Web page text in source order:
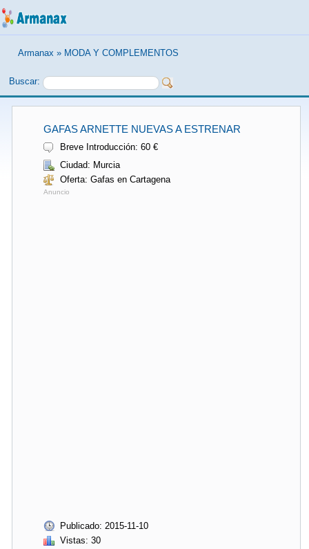
Armanax » MODA Y COMPLEMENTOS
Buscar:
GAFAS ARNETTE NUEVAS A ESTRENAR
Breve Introducción: 60 €
Ciudad: Murcia
Oferta: Gafas en Cartagena
Anuncio
Publicado: 2015-11-10
Vistas: 30